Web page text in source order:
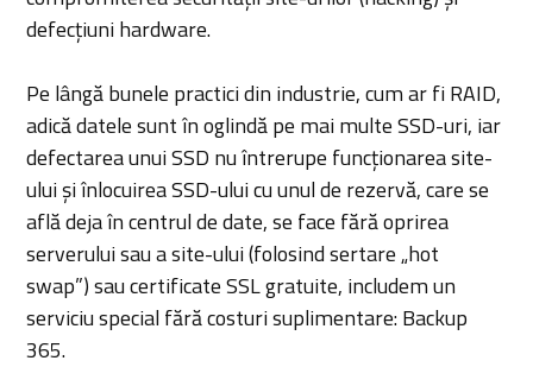
defecțiuni hardware.
Pe lângă bunele practici din industrie, cum ar fi RAID,
adică datele sunt în oglindă pe mai multe SSD-uri, iar
defectarea unui SSD nu întrerupe funcționarea site-
ului și înlocuirea SSD-ului cu unul de rezervă, care se
află deja în centrul de date, se face fără oprirea
serverului sau a site-ului (folosind sertare „hot
swap”) sau certificate SSL gratuite, includem un
serviciu special fără costuri suplimentare: Backup
365.